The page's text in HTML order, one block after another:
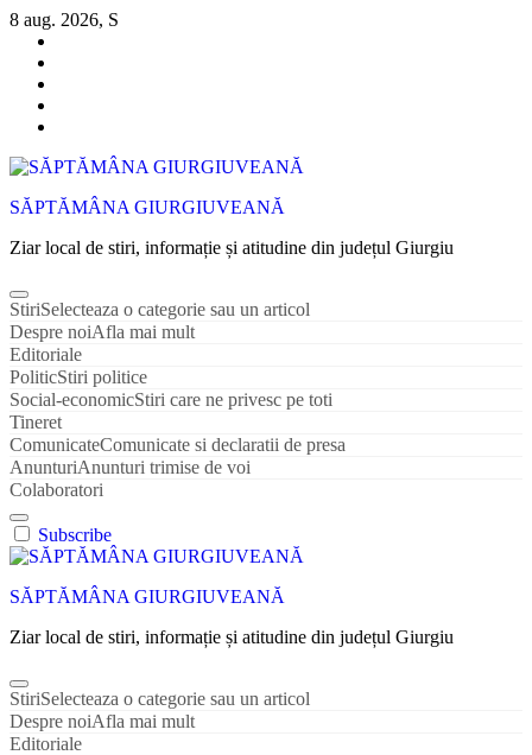
Sari
conținut
8 aug. 2026, S
SĂPTĂMÂNA GIURGIUVEANĂ
Ziar local de stiri, informație și atitudine din județul Giurgiu
StiriSelecteaza o categorie sau un articol
Despre noiAfla mai mult
Editoriale
PoliticStiri politice
Social-economicStiri care ne privesc pe toti
Tineret
ComunicateComunicate si declaratii de presa
AnunturiAnunturi trimise de voi
Colaboratori
Subscribe
SĂPTĂMÂNA GIURGIUVEANĂ
Ziar local de stiri, informație și atitudine din județul Giurgiu
StiriSelecteaza o categorie sau un articol
Despre noiAfla mai mult
Editoriale